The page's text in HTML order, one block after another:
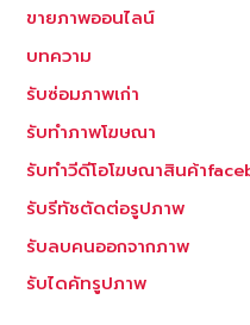
ขายภาพออนไลน์
บทความ
รับซ่อมภาพเก่า
รับทำภาพโฆษณา
รับทำวีดีโอโฆษณาสินค้า
รับรีทัชตัดต่อรูปภาพ
รับลบคนออกจากภาพ
รับไดคัทรูปภาพ